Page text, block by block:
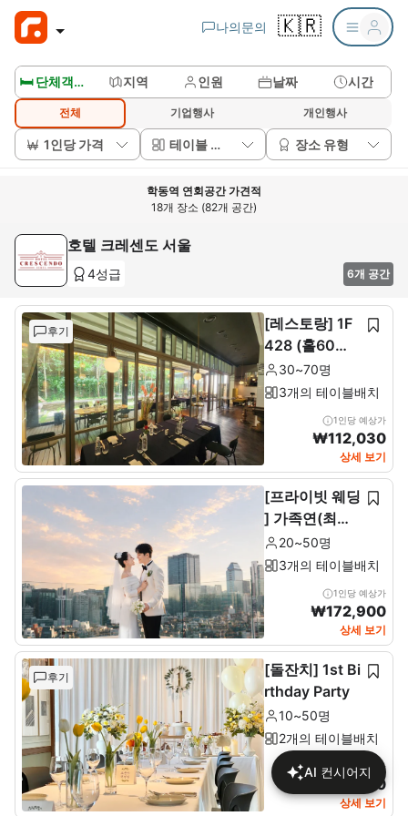
나의문의 🇰🇷
🛏️ 단체객실보기 지역 인원 날짜 시간
전체 기업행사 개인행사
1인당 가격 테이블 배치 장소 유형
학동역 연회공간 가견적
18개 장소 (82개 공간)
호텔 크레센도 서울
4성급 6개 공간
후기
[레스토랑] 1F
428 (홀60석+
룸10석)
30~70명
3개의 테이블배치
1인당 예상가
₩112,030
상세 보기
[프라이빗 웨딩
] 가족연(최소2
0~최대 50인)
20~50명
3개의 테이블배치
1인당 예상가
₩172,900
상세 보기
후기
[돌잔치] 1st Bi
rthday Party
10~50명
2개의 테이블배치
1인당 예상가
₩137,680
상세 보기
AI 컨시어지